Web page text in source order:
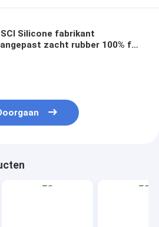
Silicone fabrikant
zacht rubber 100% full